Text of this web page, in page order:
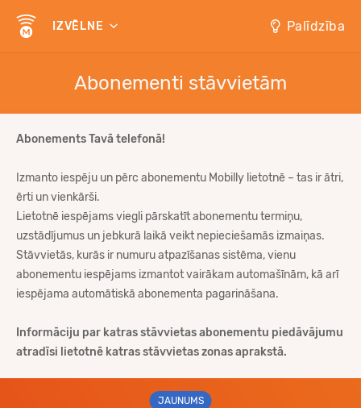
IZVĒLNE Palīdzība
Abonementi stāvvietām
Abonements Tavā telefonā!
Izmanto iespēju un pērc abonementu Mobilly lietotnē – tas ir ātri,
ērti un vienkārši.
Lietotnē iespējams viegli pārskatīt abonementu termiņu,
uzstādījumus un jebkurā laikā veikt nepieciešamās izmaiņas.
Stāvvietās, kurās ir numuru atpazīšanas sistēma, vienu
abonementu iespējams izmantot vairākam automašīnām, kā arī
iespējama automātiskā abonementa pagarināšana.
Informāciju par katras stāvvietas abonementu piedāvājumu
atradīsi lietotnē katras stāvvietas zonas aprakstā.
JAUNUMS